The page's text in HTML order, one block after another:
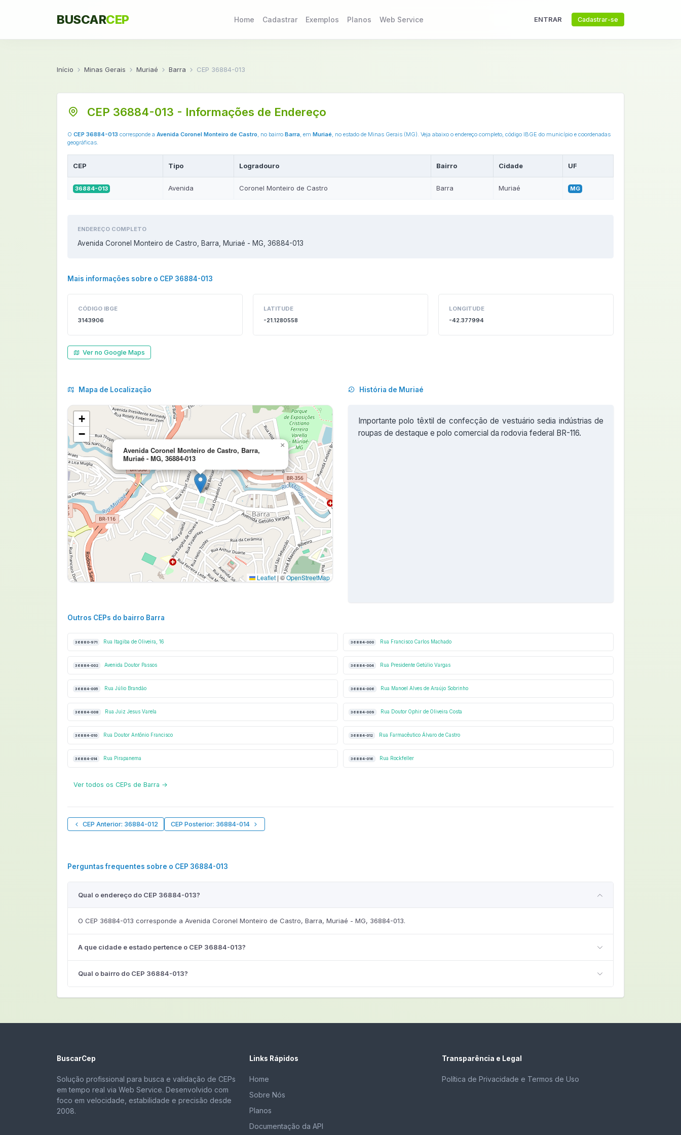
BUSCARCEP Home Cadastrar Exemplos Planos Web Service ENTRAR Cadastrar-se
Início Minas Gerais Muriaé Barra CEP 36884-013
CEP 36884-013 - Informações de Endereço
O CEP 36884-013 corresponde a Avenida Coronel Monteiro de Castro, no bairro Barra, em Muriaé, no estado de Minas Gerais (MG). Veja abaixo o endereço completo, código IBGE do município e coordenadas
geográficas.
CEP Tipo Logradouro Bairro Cidade UF
36884-013 Avenida Coronel Monteiro de Castro Barra Muriaé MG
ENDEREÇO COMPLETO
Avenida Coronel Monteiro de Castro, Barra, Muriaé - MG, 36884-013
Mais informações sobre o CEP 36884-013
CÓDIGO IBGE
3143906
LATITUDE
-21.1280558
LONGITUDE
-42.377994
Ver no Google Maps
Mapa de Localização
Avenida Coronel Monteiro de Castro, Barra,
Muriaé - MG, 36884-013
×
+
−
Leaflet | ©OpenStreetMap
História de Muriaé
Importante polo têxtil de confecção de vestuário sedia indústrias de
roupas de destaque e polo comercial da rodovia federal BR-116.
Outros CEPs do bairro Barra
36880-971 Rua Itagiba de Oliveira, 16 36884-000 Rua Francisco Carlos Machado
36884-002 Avenida Doutor Passos 36884-004 Rua Presidente Getúlio Vargas
36884-005 Rua Júlio Brandão 36884-006 Rua Manoel Alves de Araújo Sobrinho
36884-008 Rua Juiz Jesus Varela 36884-009 Rua Doutor Ophir de Oliveira Costa
36884-010 Rua Doutor Antônio Francisco 36884-012 Rua Farmacêutico Álvaro de Castro
36884-014 Rua Pirapanema 36884-016 Rua Rockfeller
Ver todos os CEPs de Barra →
CEP Anterior: 36884-012 CEP Posterior: 36884-014
Perguntas frequentes sobre o CEP 36884-013
Qual o endereço do CEP 36884-013?
O CEP 36884-013 corresponde a Avenida Coronel Monteiro de Castro, Barra, Muriaé - MG, 36884-013.
A que cidade e estado pertence o CEP 36884-013?
Qual o bairro do CEP 36884-013?
BuscarCep
Solução profissional para busca e validação de CEPs
em tempo real via Web Service. Desenvolvido com
foco em velocidade, estabilidade e precisão desde
2008.
Links Rápidos
Home
Sobre Nós
Planos
Documentação da API
Transparência e Legal
Política de Privacidade e Termos de Uso